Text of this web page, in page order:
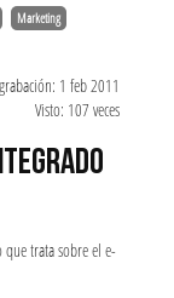
Marketing
1 feb 2011
Visto: 107 veces
trata sobre el e-